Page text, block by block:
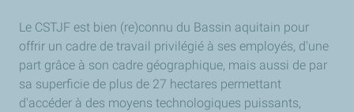
Le CSTJF est bien (re)connu du Bassin aquitain pour
offrir un cadre de travail privilégié à ses employés, d'une
part grâce à son cadre géographique, mais aussi de par
sa superficie de plus de 27 hectares permettant
d'accéder à des moyens technologiques puissants,